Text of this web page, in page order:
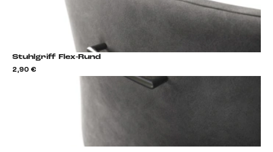
Stuhlgriff Flex-Rund
2,90 €
Stuhlgriff hinzufügen